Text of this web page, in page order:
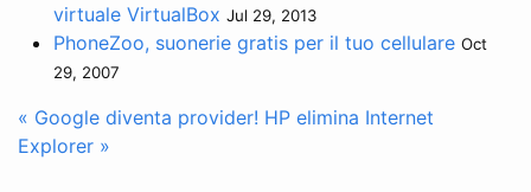
virtuale VirtualBox Jul 29, 2013
PhoneZoo, suonerie gratis per il tuo cellulare Oct
29, 2007
« Google diventa provider! HP elimina Internet
Explorer »